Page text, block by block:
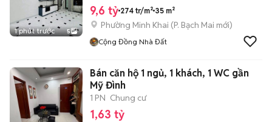
1 phút trước 5
9,6 tỷ 274 tr/m² 35 m²
Phường Minh Khai (P. Bạch Mai mới)
Cộng Đồng Nhà Đất
Bán căn hộ 1 ngủ, 1 khách, 1 WC gần
Mỹ Đình
1 PN Chung cư
1,63 tỷ